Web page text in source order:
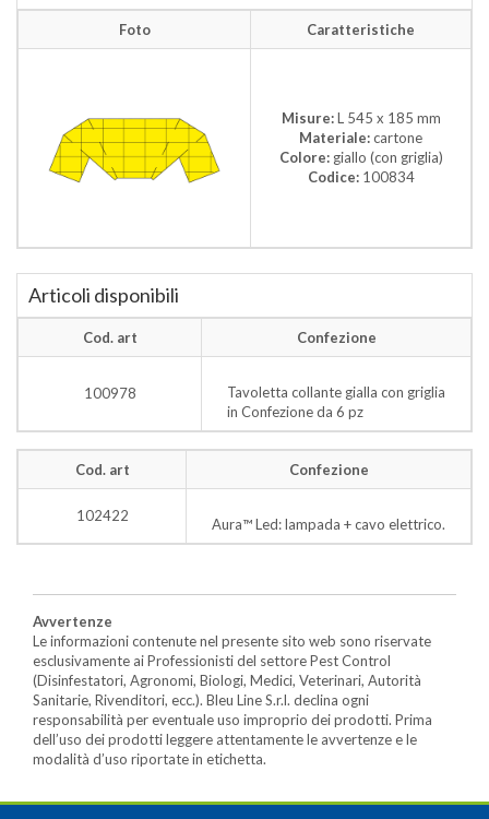
Foto Caratteristiche
Misure:L 545 x 185 mm
Materiale:cartone
Colore:giallo (con griglia)
Codice:100834
Articoli disponibili
Cod. art Confezione
100978
Tavoletta collante gialla con griglia
in Confezione da 6 pz
Cod. art Confezione
102422 Aura™ Led: lampada + cavo elettrico.
Avvertenze
Le informazioni contenute nel presente sito web sono riservate
esclusivamente ai Professionisti del settore Pest Control
(Disinfestatori, Agronomi, Biologi, Medici, Veterinari, Autorità
Sanitarie, Rivenditori, ecc.). Bleu Line S.r.l. declina ogni
responsabilità per eventuale uso improprio dei prodotti. Prima
dell’uso dei prodotti leggere attentamente le avvertenze e le
modalità d’uso riportate in etichetta.